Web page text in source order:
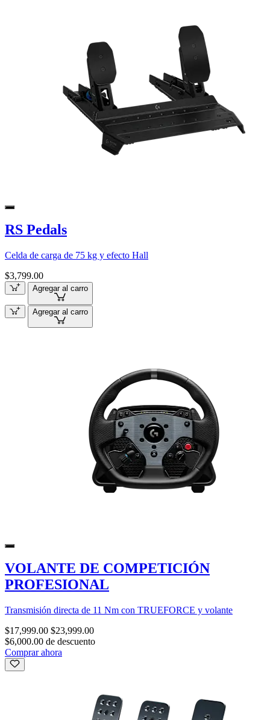
RS Pedals
Celda de carga de 75 kg y efecto Hall
$3,799.00
Agregar al carro
Agregar al carro
VOLANTE DE COMPETICIÓN
PROFESIONAL
Transmisión directa de 11 Nm con TRUEFORCE y volante
$17,999.00 $23,999.00
$6,000.00 de descuento
Comprar ahora